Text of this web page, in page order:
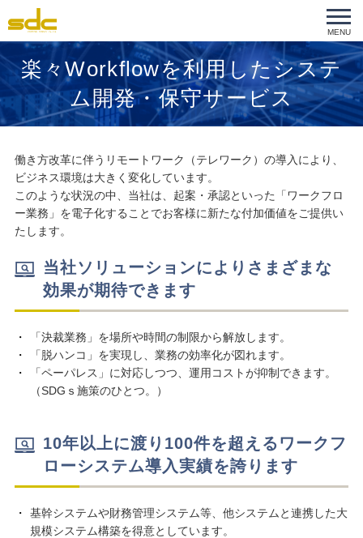
MENU
楽々Workflowを利用したシステ
ム開発・保守サービス
働き方改革に伴うリモートワーク（テレワーク）の導入により、
ビジネス環境は大きく変化しています。
このような状況の中、当社は、起案・承認といった「ワークフロ
ー業務」を電子化することでお客様に新たな付加価値をご提供い
たします。
当社ソリューションによりさまざまな
効果が期待できます
「決裁業務」を場所や時間の制限から解放します。
「脱ハンコ」を実現し、業務の効率化が図れます。
「ペーパレス」に対応しつつ、運用コストが抑制できます。
（SDGｓ施策のひとつ。）
10年以上に渡り100件を超えるワークフ
ローシステム導入実績を誇ります
基幹システムや財務管理システム等、他システムと連携した大
規模システム構築を得意としています。